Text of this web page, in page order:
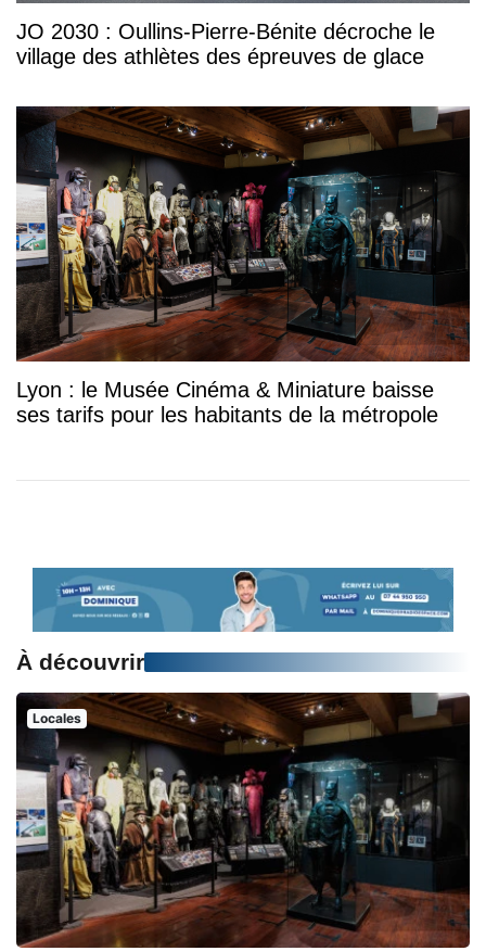
JO 2030 : Oullins-Pierre-Bénite décroche le
village des athlètes des épreuves de glace
Lyon : le Musée Cinéma & Miniature baisse
ses tarifs pour les habitants de la métropole
À découvrir
Locales